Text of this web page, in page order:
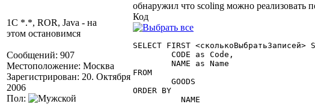
1C *.*, ROR, Java - на
этом остановимся
Сообщений: 907
Местоположение: Москва
Зарегистрирован: 20. Октября
2006
Пол:
обнаружил что scoling можно реализовать
Код
SELECT FIRST <сколькоВыбратьЗаписей>
FROM
ORDER BY